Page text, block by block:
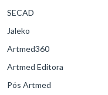
SECAD
Jaleko
Artmed360
Artmed Editora
Pós Artmed